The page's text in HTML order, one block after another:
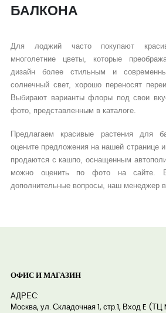
БАЛКОНА
Для лоджий часто покупают
многолетние цветы, которые
дизайн более стильным и
солнечный свет, хорошо переносят
Выбирают варианты флоры под свои
фото, представленным в каталоге.
Предлагаем красивые растения для
оцените предложения на нашей странице
продаются с кашпо, оснащенным
можно оценить по фото на сайте.
дополнительные вопросы, наш менеджер
ОФИС И МАГАЗИН
АДРЕС:
Москва, ул. Складочная 1, стр.1, Вход E (ТЦ